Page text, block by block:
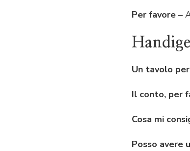
Per favore –
Un tavolo
Il conto, per
Cosa mi
Posso avere